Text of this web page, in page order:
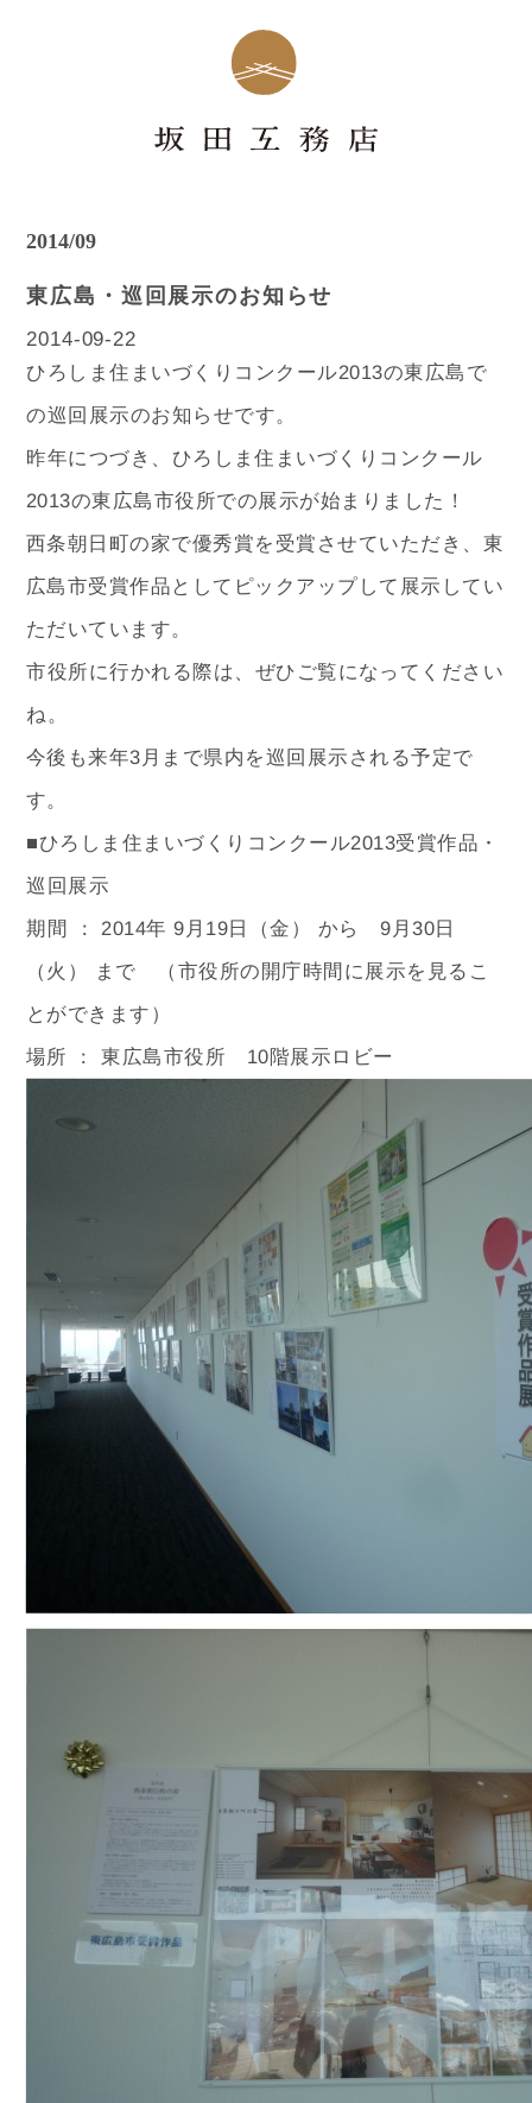
2014/09
東広島・巡回展示のお知らせ
2014-09-22
ひろしま住まいづくりコンクール2013の東広島で
の巡回展示のお知らせです。
昨年につづき、ひろしま住まいづくりコンクール
2013の東広島市役所での展示が始まりました！
西条朝日町の家で優秀賞を受賞させていただき、東
広島市受賞作品としてピックアップして展示してい
ただいています。
市役所に行かれる際は、ぜひご覧になってください
ね。
今後も来年3月まで県内を巡回展示される予定で
す。
■ひろしま住まいづくりコンクール2013受賞作品・
巡回展示
期間 ： 2014年 9月19日（金） から 9月30日
（火） まで （市役所の開庁時間に展示を見るこ
とができます）
場所 ： 東広島市役所 10階展示ロビー